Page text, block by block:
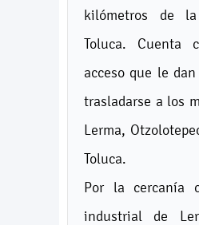
kilómetros de
Toluca. Cuenta
acceso que le
trasladarse a los
Lerma,
Toluca.
Por la cercanía
industrial de